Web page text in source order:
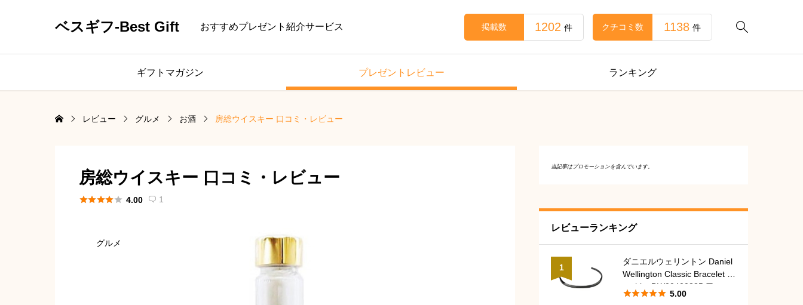
ベスギフ-Best Gift おすすめプレゼント紹介サービス 
掲載数 1202 件 クチコミ数 1138 件
ギフトマガジン プレゼントレビュー ランキング
レビュー グルメ お酒 房総ウイスキー 口コミ・レビュー
房総ウイスキー 口コミ・レビュー
 4.00  1
グルメ
当記事はプロモーションを含んでいます。
レビューランキング
1
ダニエルウェリントン Daniel
Wellington Classic Bracelet G
raphite DW00400385 口コ
ミ・レビュー
 5.00